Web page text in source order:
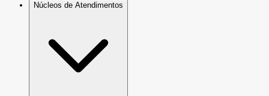
Núcleos de Atendimentos